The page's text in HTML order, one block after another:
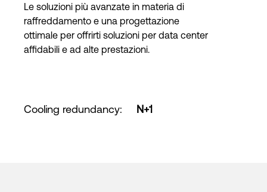
Le soluzioni più avanzate in materia di
raffreddamento e una progettazione
ottimale per offrirti soluzioni per data center
affidabili e ad alte prestazioni.
Cooling redundancy: N+1